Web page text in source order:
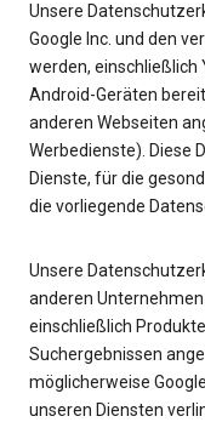
Unsere
Google Inc. und den
werden, einschließlich
Android-Geräten
anderen Webseiten
Werbedienste). Diese
Dienste, für die
die vorliegende
Unsere
anderen
einschließlich
Suchergebnissen
möglicherweise
unseren Diensten